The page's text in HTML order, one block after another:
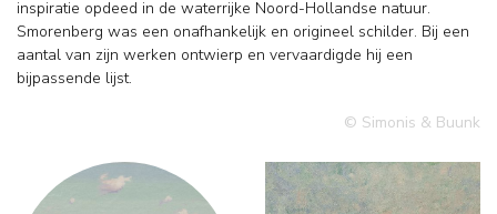
inspiratie opdeed in de waterrijke Noord-Hollandse natuur.
Smorenberg was een onafhankelijk en origineel schilder. Bij een
aantal van zijn werken ontwierp en vervaardigde hij een
bijpassende lijst.
© Simonis & Buunk